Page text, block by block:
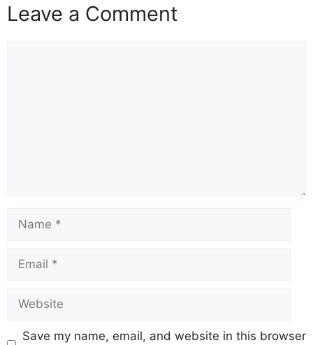
Leave a Comment
Save my name, email, and website in this browser